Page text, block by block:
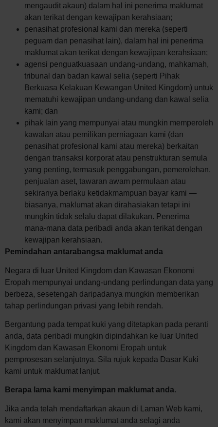
mengaudit akaun) dalam hal ini penerima maklumat
akan terikat dengan kewajipan kerahsiaan;
penasihat profesional kami dan mereka (seperti
peguam dan penasihat lain), dalam hal ini penerima
maklumat akan terikat dengan kewajipan kerahsiaan;
agensi penguatkuasaan undang-undang, mahkamah,
tribunal dan badan kawal selia (seperti Pihak
Berkuasa Kelakuan Kewangan United Kingdom) untuk
mematuhi kewajipan undang-undang dan kawal selia
kami; dan
pihak lain yang mempunyai atau mungkin memperoleh
kawalan atau pemilikan perniagaan kami (dan
penasihat profesional kami atau mereka) berkaitan
dengan transaksi korporat atau penstrukturan semula
yang penting, termasuk penggabungan, pemerolehan,
penjualan aset, tawaran awam permulaan atau
sekiranya berlaku ketidakmampuan bayar kami —
biasanya, maklumat akan dirahasiakan tetapi ini
mungkin tidak selalu dapat dilakukan. Penerima
mana-mana data peribadi anda akan terikat dengan
kewajipan kerahsiaan.
Pemindahan antarabangsa maklumat anda
Negara di luar United Kingdom dan Kawasan Ekonomi
Eropah mempunyai undang-undang perlindungan data yang
berbeza, sesetengah daripadanya mungkin memberikan
tahap perlindungan privasi yang lebih rendah.
Bergantung pada tempat kuki yang ditetapkan pada peranti
anda, data peribadi mungkin dipindahkan ke luar United
Kingdom dan Kawasan Ekonomi Eropah untuk
pemprosesan selanjutnya. Sila rujuk kepada Dasar Kuki
kami untuk maklumat lanjut.
Berapa lama kami menyimpan maklumat anda.
Jika anda telah mendaftarkan akaun di Laman Web kami,
kami akan menyimpan maklumat anda selagi anda